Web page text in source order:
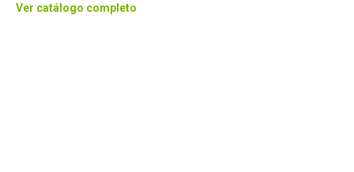
Ver catálogo completo